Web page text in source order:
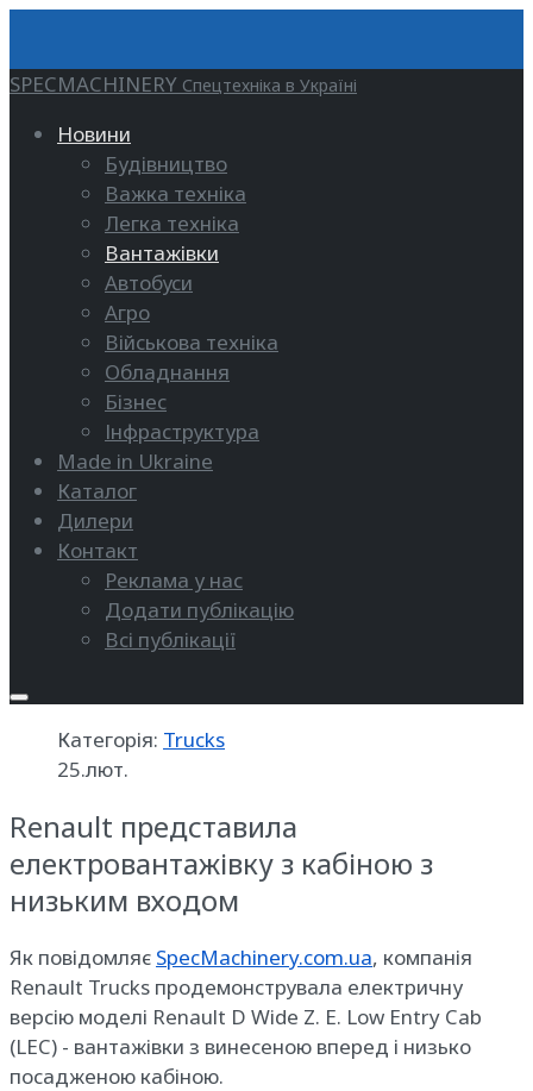
SPECMACHINERY Спецтехніка в Україні
Новини
Будівництво
Важка техніка
Легка техніка
Вантажівки
Автобуси
Агро
Військова техніка
Обладнання
Бізнес
Інфраструктура
Made in Ukraine
Каталог
Дилери
Контакт
Реклама у нас
Додати публікацію
Всі публікації
Категорія: Trucks
25.лют.
Renault представила
електровантажівку з кабіною з
низьким входом
Як повідомляє SpecMachinery.com.ua, компанія
Renault Trucks продемонструвала електричну
версію моделі Renault D Wide Z. E. Low Entry Cab
(LEC) - вантажівки з винесеною вперед і низько
посадженою кабіною.